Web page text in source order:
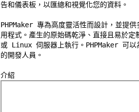
告和儀表板，以匯總和視覺化您的資料。
PHPMaker 專為高度靈活性而設計，並提
用程式。產生的原始碼乾淨、直接且易於
或 Linux 伺服器上執行。PHPMaker 可以
的開發人員。